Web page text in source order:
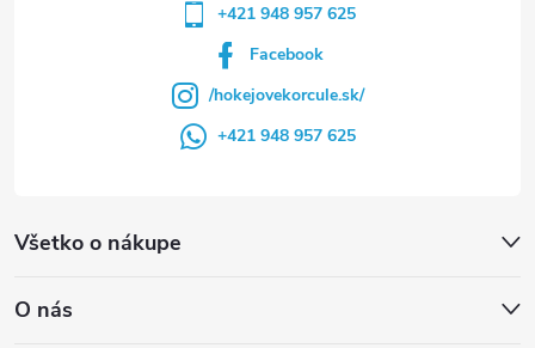
Všetko o nákupe
O nás
+421 948 957 625
Facebook
/hokejovekorcule.sk/
+421 948 957 625